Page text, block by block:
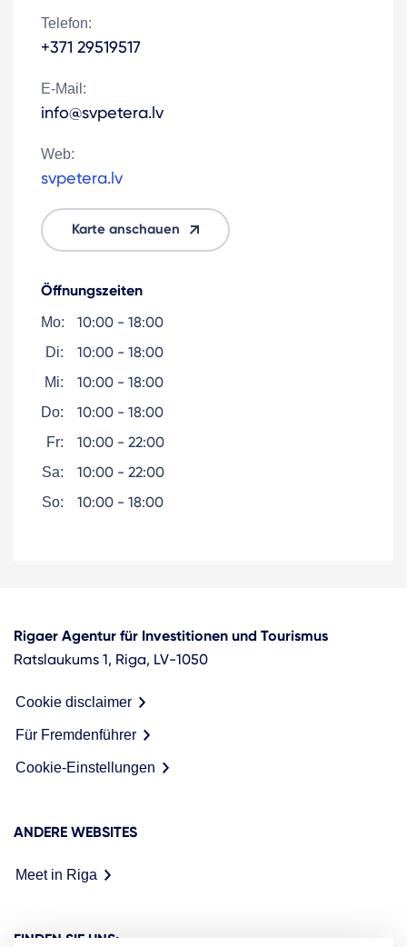
Telefon:
+371 29519517
E-Mail:
info@svpetera.lv
Web:
svpetera.lv
Karte anschauen
Öffnungszeiten
Mo: 10:00 - 18:00
Di: 10:00 - 18:00
Mi: 10:00 - 18:00
Do: 10:00 - 18:00
Fr: 10:00 - 22:00
Sa: 10:00 - 22:00
So: 10:00 - 18:00
Rigaer Agentur für Investitionen und Tourismus
Ratslaukums 1, Riga, LV-1050
Cookie disclaimer
Für Fremdenführer
Cookie-Einstellungen
ANDERE WEBSITES
Meet in Riga
FINDEN SIE UNS: